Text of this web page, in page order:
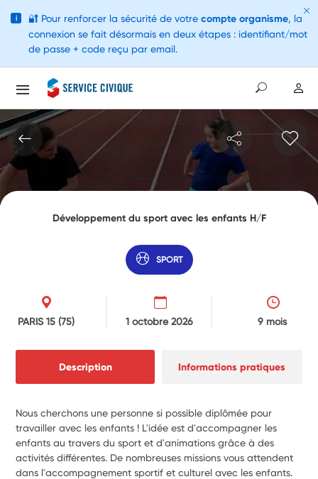
Développement du sport avec les enfants H/F
SPORT
PARIS 15 (75) 1 octobre 2026 9 mois
Description Informations pratiques
Nous cherchons une personne si possible diplômée pour
travailler avec les enfants ! L'idée est d'accompagner les
enfants au travers du sport et d'animations grâce à des
activités différentes. De nombreuses missions vous attendent
dans l'accompagnement sportif et culturel avec les enfants.
i 🔐 Pour renforcer la sécurité de votre compte organisme, la
connexion se fait désormais en deux étapes : identifiant/mot
de passe + code reçu par email.